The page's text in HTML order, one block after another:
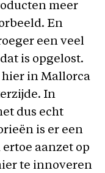
meer
En
een veel
is opgelost.
hier in Mallorca
In
dus echt
is er een
aanzet op
te innoveren